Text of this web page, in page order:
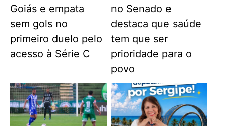
Goiás e empata
sem gols no
primeiro duelo pelo
acesso à Série C
no Senado e
destaca que saúde
tem que ser
prioridade para o
povo